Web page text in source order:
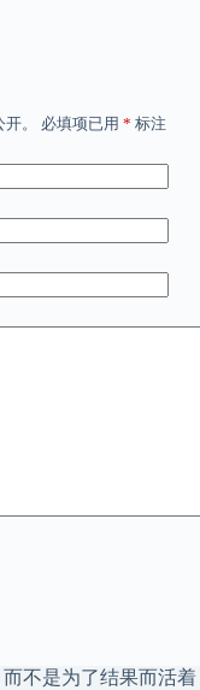
。 必填项已用 * 标注
不是为了结果而活着